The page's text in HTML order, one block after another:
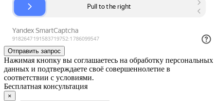
Отправить запрос
Нажимая кнопку вы соглашаетесь на обработку персональных
данных и подтверждаете своё совершеннолетие в
соответствии с условиями.
Бесплатная консультация
×